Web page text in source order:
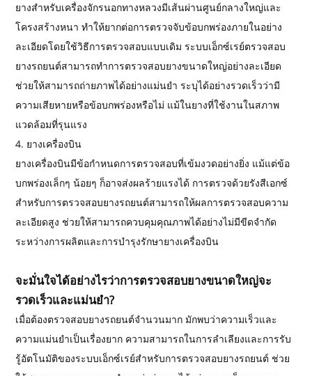
ยางสำหรับเครื่องจักรนอกทางหลวงมีเส้นผ่านศูนย์กลางใหญ่และ
โครงสร้างหนา ทำให้ยากต่อการตรวจจับข้อบกพร่องภายในอย่าง
ละเอียดโดยใช้วิธีการตรวจสอบแบบเดิม ระบบเอ็กซ์เรย์ตรวจสอบ
ยางรถยนต์สามารถทำการตรวจสอบยางขนาดใหญ่อย่างละเอียด
ช่วยให้สามารถถ่ายภาพได้อย่างแม่นยำ ระบุได้อย่างรวดเร็วว่ามี
ความเสียหายหรือข้อบกพร่องหรือไม่ แม้ในยางที่ใช้งานในสภาพ
แวดล้อมที่รุนแรง
4. ยางเครื่องบิน
ยางเครื่องบินมีข้อกำหนดการตรวจสอบที่เข้มงวดอย่างยิ่ง แม้แต่ข้อ
บกพร่องเล็กๆ น้อยๆ ก็อาจส่งผลร้ายแรงได้ การตรวจด้วยรังสีเอกซ์
สำหรับการตรวจสอบยางรถยนต์สามารถให้ผลการตรวจสอบความ
ละเอียดสูง ช่วยให้สามารถควบคุมคุณภาพได้อย่างไม่มีขีดจำกัด
ระหว่างการผลิตและการบำรุงรักษายางเครื่องบิน
จะมั่นใจได้อย่างไรว่าการตรวจสอบยางขนาดใหญ่จะ
รวดเร็วและแม่นยำ?
เมื่อต้องตรวจสอบยางรถยนต์จำนวนมาก มักพบว่าความเร็วและ
ความแม่นยำเป็นเรื่องยาก ความสามารถในการลำเลียงและการรับ
รู้อัตโนมัติของระบบเอ็กซ์เรย์สำหรับการตรวจสอบยางรถยนต์ ช่วย